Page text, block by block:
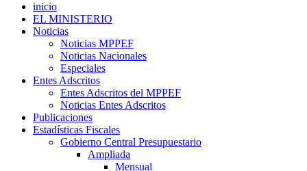
inicio
EL MINISTERIO
Noticias
Noticias MPPEF
Noticias Nacionales
Especiales
Entes Adscritos
Entes Adscritos del MPPEF
Noticias Entes Adscritos
Publicaciones
Estadísticas Fiscales
Gobierno Central Presupuestario
Ampliada
Mensual